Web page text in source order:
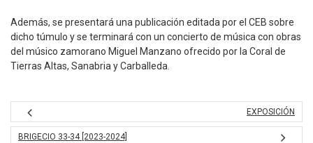
Además, se presentará una publicación editada por el CEB sobre
dicho túmulo y se terminará con un concierto de música con obras
del músico zamorano Miguel Manzano ofrecido por la Coral de
Tierras Altas, Sanabria y Carballeda.
EXPOSICIÓN
BRIGECIO 33-34 [2023-2024]